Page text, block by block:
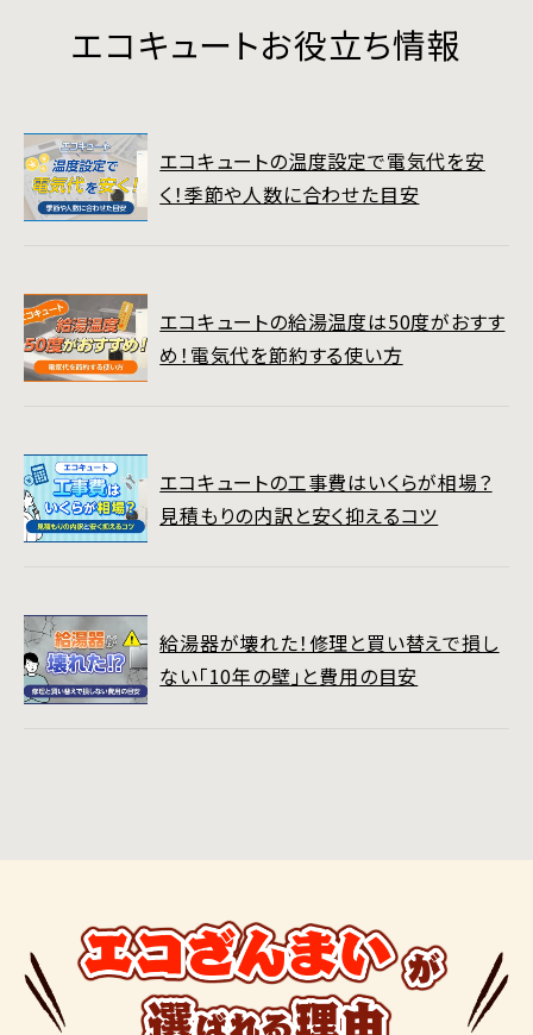
エコキュートお役立ち情報
エコキュートの温度設定で電気代を安
く！季節や人数に合わせた目安
エコキュートの給湯温度は50度がおすす
め！電気代を節約する使い方
エコキュートの工事費はいくらが相場？
見積もりの内訳と安く抑えるコツ
給湯器が壊れた！修理と買い替えで損し
ない「10年の壁」と費用の目安